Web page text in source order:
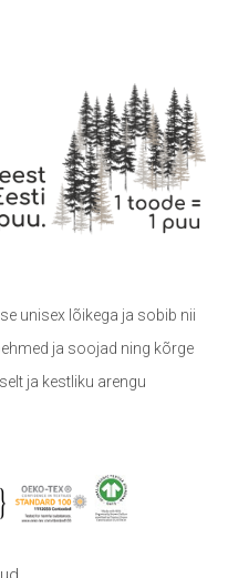
unisex lõikega ja sobib nii
ja soojad ning kõrge
ja kestliku arengu